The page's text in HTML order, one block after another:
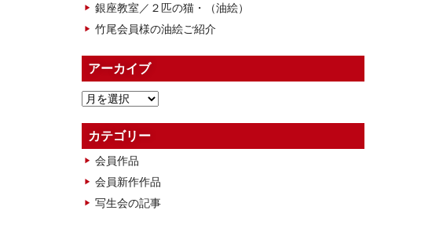
銀座教室／２匹の猫・（油絵）
竹尾会員様の油絵ご紹介
アーカイブ
ア
カ
イ
ブ
カテゴリー
会員作品
会員新作作品
写生会の記事